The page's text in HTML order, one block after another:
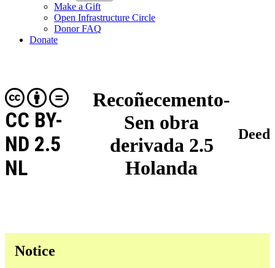
Make a Gift
Open Infrastructure Circle
Donor FAQ
Donate
Recoñecemento-
Sen obra
derivada 2.5
Holanda
CC BY-
ND 2.5
NL
Deed
Notice